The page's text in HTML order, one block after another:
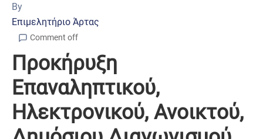
By
Επιμελητήριο Άρτας
Comment off
Προκήρυξη
Επαναληπτικού,
Ηλεκτρονικού, Ανοικτού,